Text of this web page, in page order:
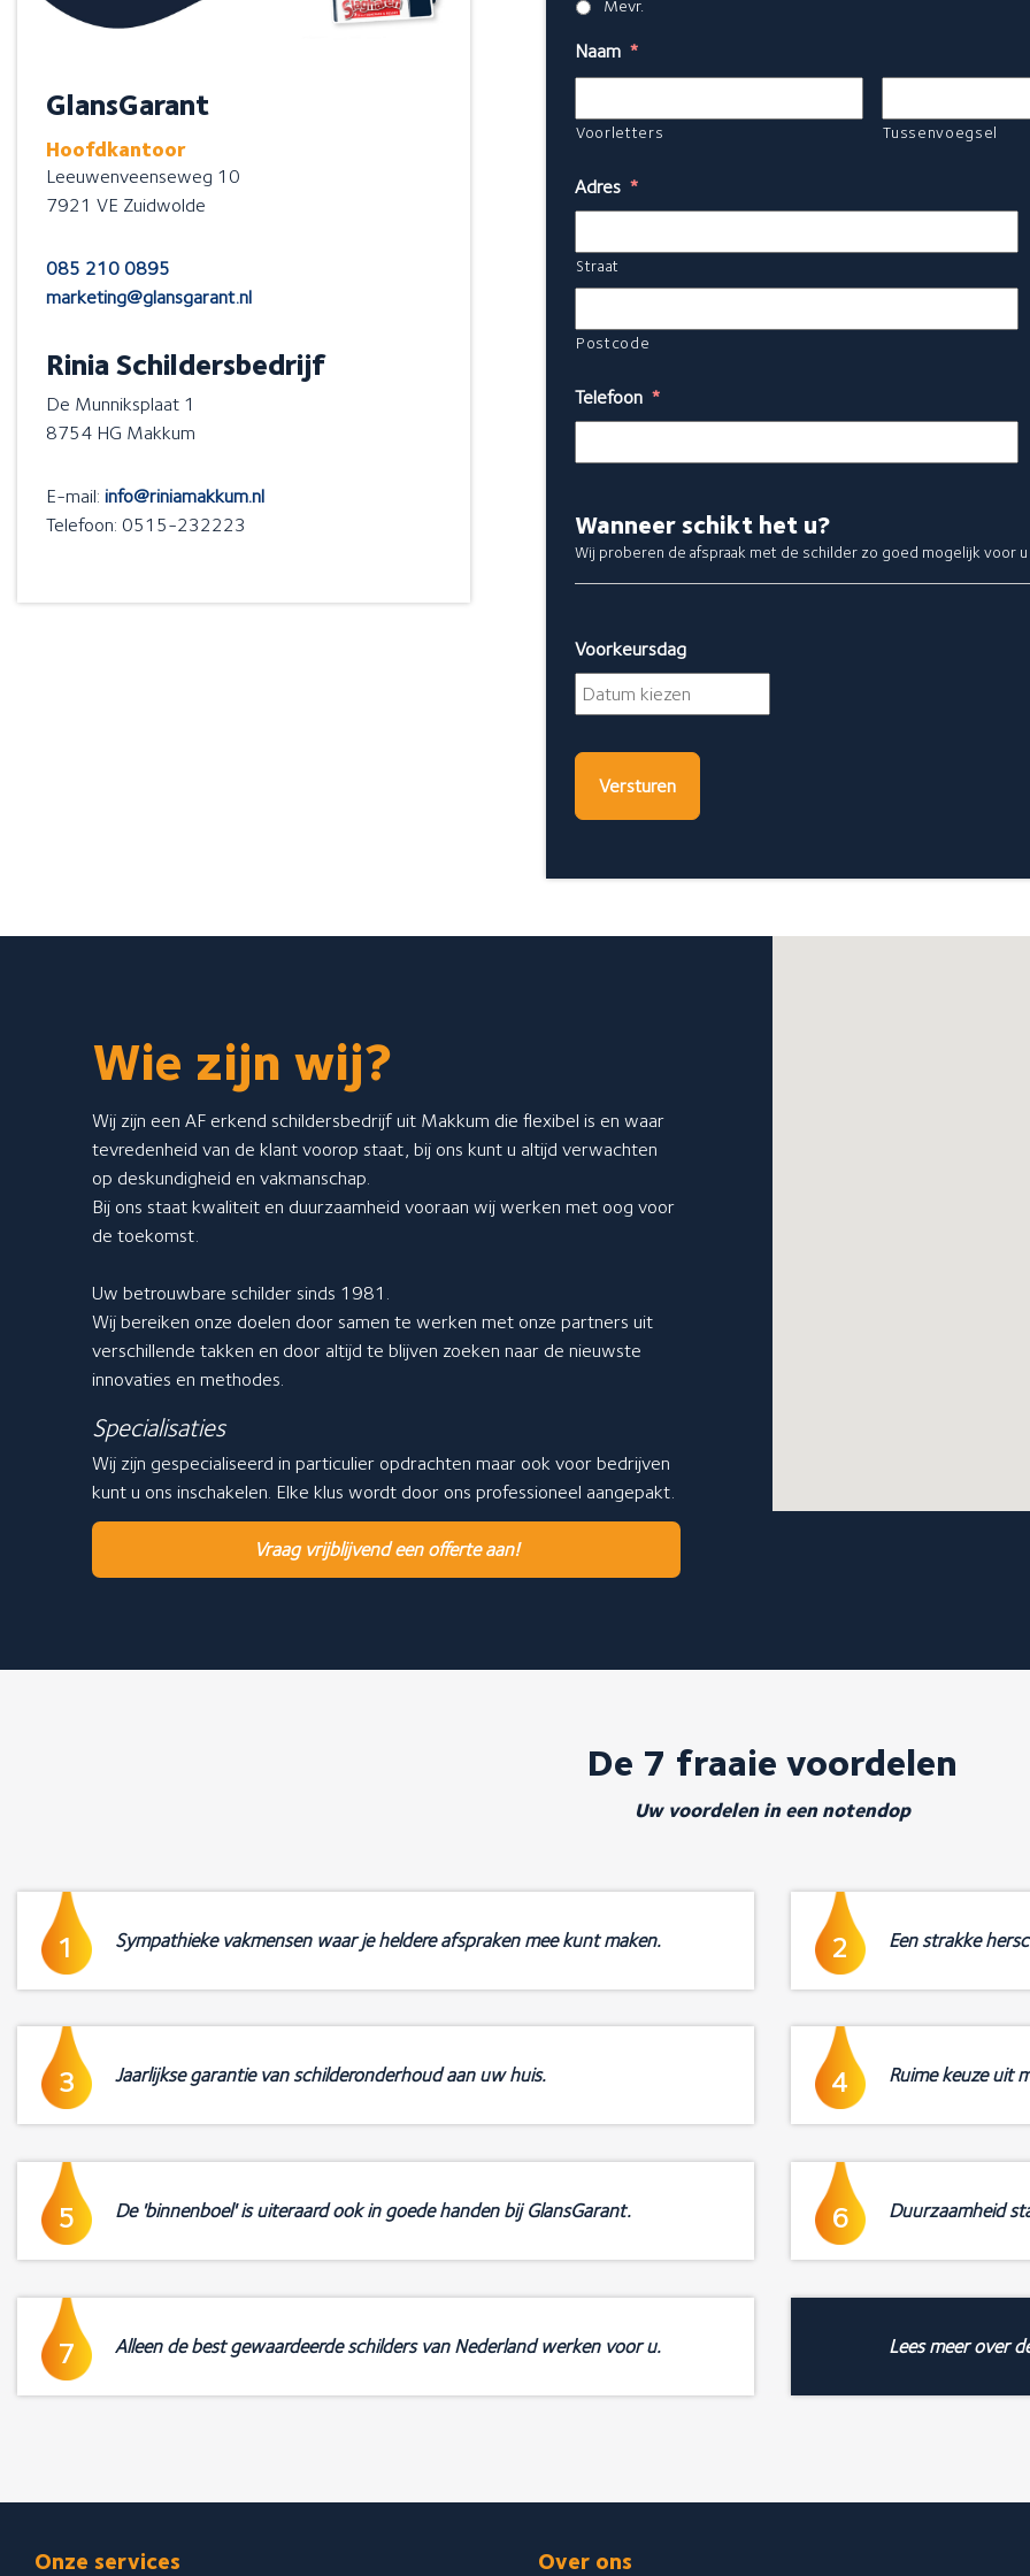
Mevr.
Naam *
Voorletters Tussenvoegsel
Adres *
Straat
Postcode
Telefoon *
Wanneer schikt het u?
Wij proberen de afspraak met de schilder zo goed mogelijk voor u
Voorkeursdag
dash
GlansGarant
Hoofdkantoor
Leeuwenveenseweg 10
7921 VE Zuidwolde
085 210 0895
marketing@glansgarant.nl
Rinia Schildersbedrijf
De Munniksplaat 1
8754 HG Makkum
E-mail: info@riniamakkum.nl
Telefoon: 0515-232223
Wie zijn wij?
Wij zijn een AF erkend schildersbedrijf uit Makkum die flexibel is en waar
tevredenheid van de klant voorop staat, bij ons kunt u altijd verwachten
op deskundigheid en vakmanschap.
Bij ons staat kwaliteit en duurzaamheid vooraan wij werken met oog voor
de toekomst.
Uw betrouwbare schilder sinds 1981.
Wij bereiken onze doelen door samen te werken met onze partners uit
verschillende takken en door altijd te blijven zoeken naar de nieuwste
innovaties en methodes.
Specialisaties
Wij zijn gespecialiseerd in particulier opdrachten maar ook voor bedrijven
kunt u ons inschakelen. Elke klus wordt door ons professioneel aangepakt.
Vraag vrijblijvend een offerte aan!
De 7 fraaie voordelen
Uw voordelen in een notendop
1 Sympathieke vakmensen waar je heldere afspraken mee kunt maken. 2 Een strakke
3 Jaarlijkse garantie van schilderonderhoud aan uw huis. 4 Ruime keuze uit
5 De 'binnenboel' is uiteraard ook in goede handen bij GlansGarant. 6 Duurzaamheid
7 Alleen de best gewaardeerde schilders van Nederland werken voor u. Lees meer over
Onze services Over ons